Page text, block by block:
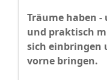
Träume haben
und praktisch
sich einbringen
vorne bringen.